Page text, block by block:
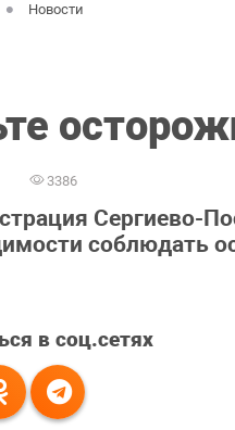
Новости
3386
Сергиево-
соблюдать
в соц.сетях